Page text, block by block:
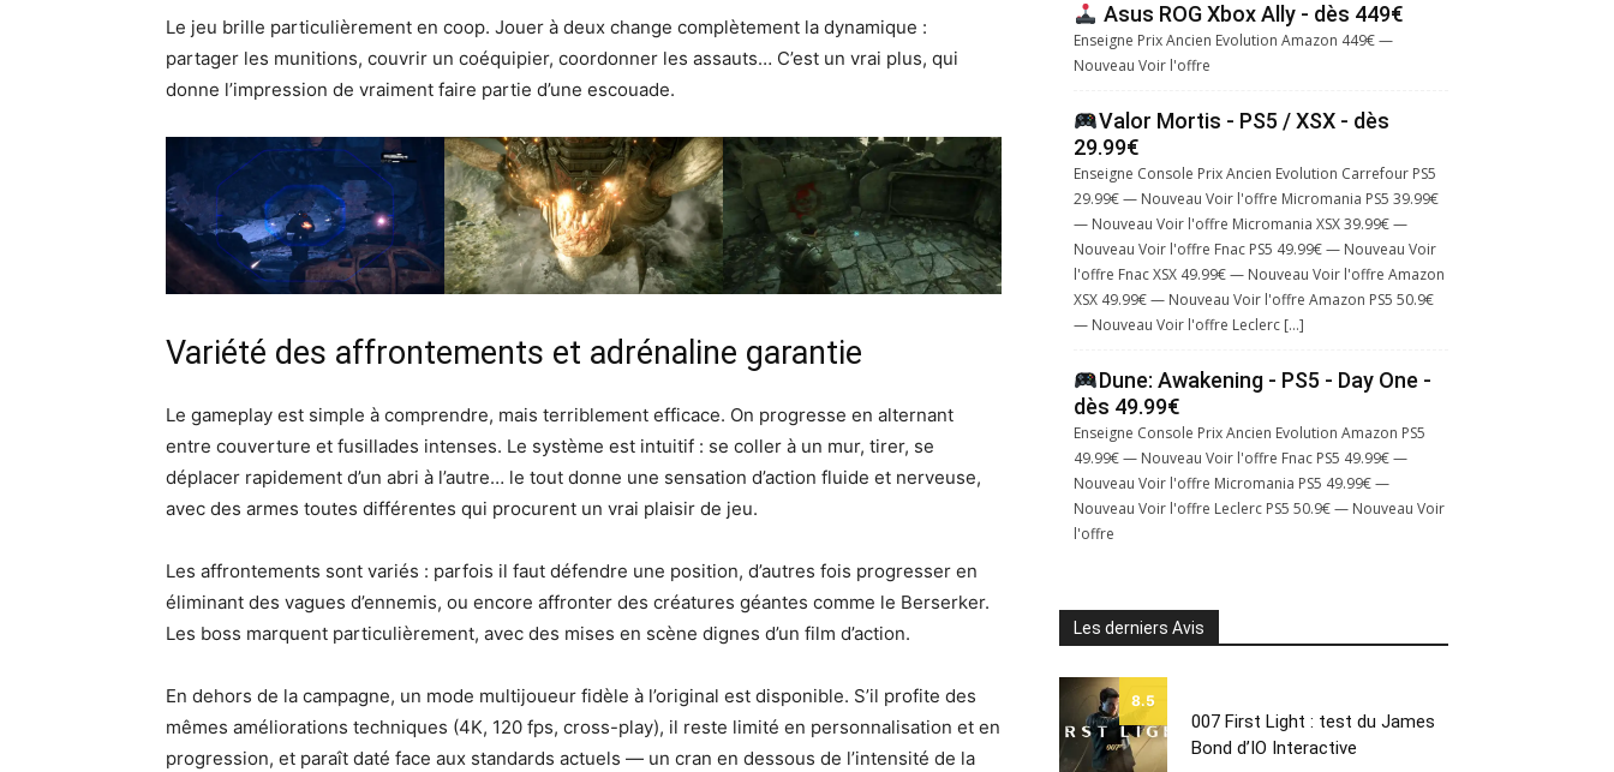
Le jeu brille particulièrement en coop. Jouer à deux change complètement la dynamique :
partager les munitions, couvrir un coéquipier, coordonner les assauts… C’est un vrai plus, qui
donne l’impression de vraiment faire partie d’une escouade.
Variété des affrontements et adrénaline garantie
Le gameplay est simple à comprendre, mais terriblement efficace. On progresse en alternant
entre couverture et fusillades intenses. Le système est intuitif : se coller à un mur, tirer, se
déplacer rapidement d’un abri à l’autre… le tout donne une sensation d’action fluide et nerveuse,
avec des armes toutes différentes qui procurent un vrai plaisir de jeu.
Les affrontements sont variés : parfois il faut défendre une position, d’autres fois progresser en
éliminant des vagues d’ennemis, ou encore affronter des créatures géantes comme le Berserker.
Les boss marquent particulièrement, avec des mises en scène dignes d’un film d’action.
En dehors de la campagne, un mode multijoueur fidèle à l’original est disponible. S’il profite des
mêmes améliorations techniques (4K, 120 fps, cross-play), il reste limité en personnalisation et en
progression, et paraît daté face aux standards actuels — un cran en dessous de l’intensité de la
Asus ROG Xbox Ally - dès 449€
Enseigne Prix Ancien Evolution Amazon 449€ —
Nouveau Voir l'offre
Valor Mortis - PS5 / XSX - dès
29.99€
Enseigne Console Prix Ancien Evolution Carrefour PS5
29.99€ — Nouveau Voir l'offre Micromania PS5 39.99€
— Nouveau Voir l'offre Micromania XSX 39.99€ —
Nouveau Voir l'offre Fnac PS5 49.99€ — Nouveau Voir
l'offre Fnac XSX 49.99€ — Nouveau Voir l'offre Amazon
XSX 49.99€ — Nouveau Voir l'offre Amazon PS5 50.9€
— Nouveau Voir l'offre Leclerc […]
Dune: Awakening - PS5 - Day One -
dès 49.99€
Enseigne Console Prix Ancien Evolution Amazon PS5
49.99€ — Nouveau Voir l'offre Fnac PS5 49.99€ —
Nouveau Voir l'offre Micromania PS5 49.99€ —
Nouveau Voir l'offre Leclerc PS5 50.9€ — Nouveau Voir
l'offre
Les derniers Avis
8.5
007 First Light : test du James
Bond d’IO Interactive